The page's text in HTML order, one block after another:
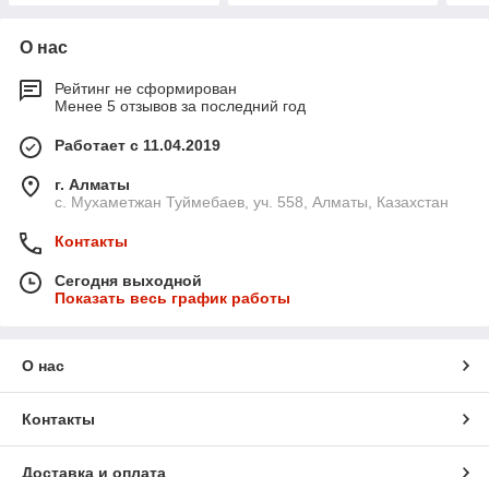
О нас
Рейтинг не сформирован
Менее 5 отзывов за последний год
Работает с 11.04.2019
г. Алматы
с. Мухаметжан Туймебаев, уч. 558, Алматы, Казахстан
Контакты
Сегодня выходной
Показать весь график работы
О нас
Контакты
Доставка и оплата